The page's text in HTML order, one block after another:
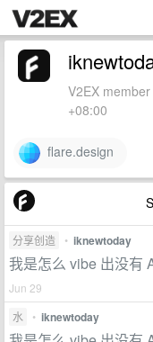
V2EX
+08:00
flare.design
分享创造 • iknewtoday
我是怎么 vibe 出没有
Jun 29
水
• iknewtoday